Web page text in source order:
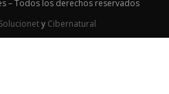
– Todos los derechos reservados
Solucionety Cibernatural